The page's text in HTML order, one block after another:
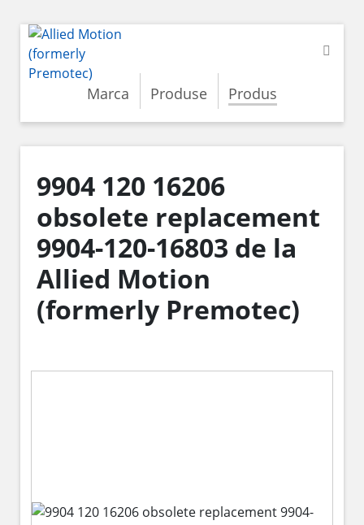
Marca Produse Produs
9904 120 16206
obsolete replacement
9904-120-16803 de la
Allied Motion
(formerly Premotec)